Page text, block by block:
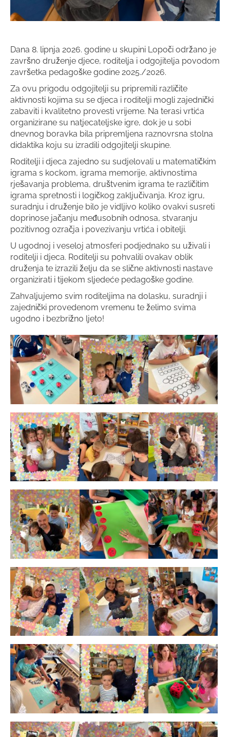
Dana 8. lipnja 2026. godine u skupini Lopoči održano je
završno druženje djece, roditelja i odgojitelja povodom
završetka pedagoške godine 2025./2026.
Za ovu prigodu odgojitelji su pripremili različite
aktivnosti kojima su se djeca i roditelji mogli zajednički
zabaviti i kvalitetno provesti vrijeme. Na terasi vrtića
organizirane su natjecateljske igre, dok je u sobi
dnevnog boravka bila pripremljena raznovrsna stolna
didaktika koju su izradili odgojitelji skupine.
Roditelji i djeca zajedno su sudjelovali u matematičkim
igrama s kockom, igrama memorije, aktivnostima
rješavanja problema, društvenim igrama te različitim
igrama spretnosti i logičkog zaključivanja. Kroz igru,
suradnju i druženje bilo je vidljivo koliko ovakvi susreti
doprinose jačanju međusobnih odnosa, stvaranju
pozitivnog ozračja i povezivanju vrtića i obitelji.
U ugodnoj i veseloj atmosferi podjednako su uživali i
roditelji i djeca. Roditelji su pohvalili ovakav oblik
druženja te izrazili želju da se slične aktivnosti nastave
organizirati i tijekom sljedeće pedagoške godine.
Zahvaljujemo svim roditeljima na dolasku, suradnji i
zajednički provedenom vremenu te želimo svima
ugodno i bezbrižno ljeto!